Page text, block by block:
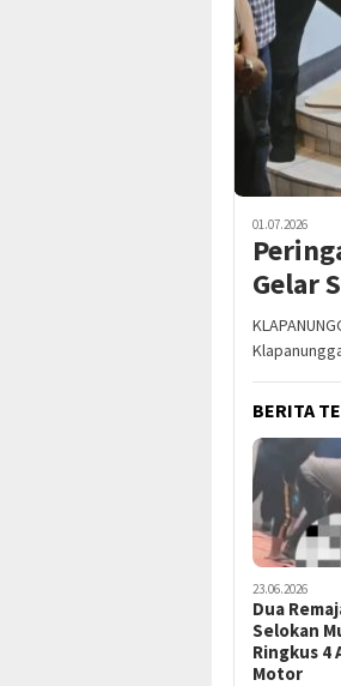
01.07.2026
Gelar
BERITA
23.06.2026
Dua
Selokan
Ringkus 4
Motor